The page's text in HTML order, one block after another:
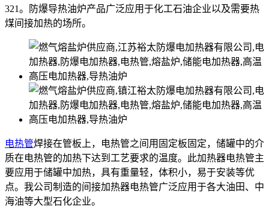
321。防爆导热油炉产品广泛应用于化工石油企业以及需要热
煤间接加热的场所。
电热管焊接在管板上，电热管之间用固定板固定，储罐中的介
质在电热管的加热下达到工艺要求的温度。此加热器电热管主
要应用于储罐中加热，具有重量轻，体积小，易于安装等优
点。我公司制造的间接加热器电热管广泛应用于各大油田、中
海油等大型石化企业。